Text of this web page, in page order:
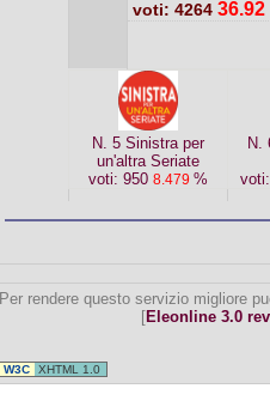
voti: 4264 36.92
N. 5 Sinistra per
un'altra Seriate
voti: 950 8.479 %
N.
Per rendere questo servizio migliore
[Eleonline 3.0
W3C XHTML 1.0